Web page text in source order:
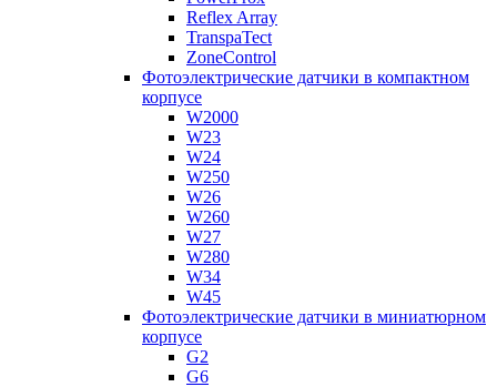
Reflex Array
TranspaTect
ZoneControl
Фотоэлектрические датчики в компактном
корпусе
W2000
W23
W24
W250
W26
W260
W27
W280
W34
W45
Фотоэлектрические датчики в миниатюрном
корпусе
G2
G6